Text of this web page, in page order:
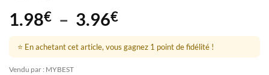
1.98€ – 3.96€Plage
de
prix :
⭐ En achetant cet article, vous gagnez 1 point de fidélité !
Vendu par : MYBEST